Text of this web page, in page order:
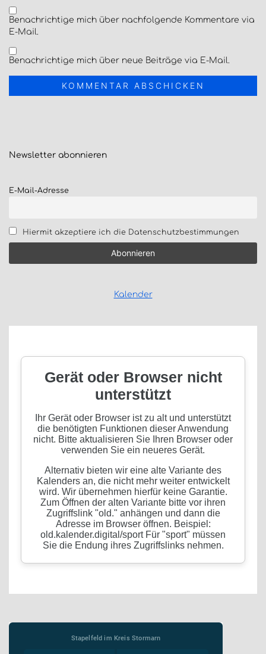
Benachrichtige mich über nachfolgende Kommentare via
E-Mail.
Benachrichtige mich über neue Beiträge via E-Mail.
Newsletter abonnieren
E-Mail-Adresse
Hiermit akzeptiere ich die Datenschutzbestimmungen
Kalender